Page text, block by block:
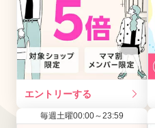
エントリーする
毎週土曜00:00～23:59